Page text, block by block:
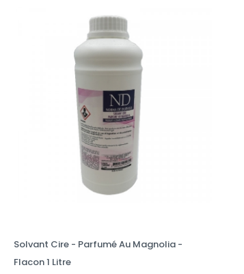
Solvant Cire - Parfumé Au Magnolia -
Flacon 1 Litre